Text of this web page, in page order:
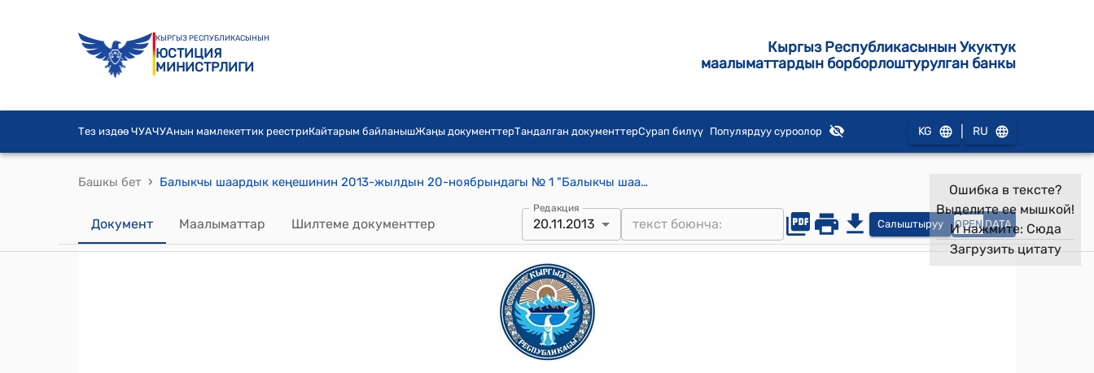
КЫРГЫЗ РЕСПУБЛИКАСЫНЫН
ЮСТИЦИЯ
МИНИСТРЛИГИ
Кыргыз Республикасынын Укуктук
маалыматтардын борборлоштурулган банкы
Тез издөө ЧУАЧУАнын мамлекеттик реестриКайтарым байланышЖаңы документтерТандалган документтерСурап билүү Популярдуу суроолор KG RU
Башкы бет › Балыкчы шаардык кеңешинин 2013-жылдын 20-ноябрындагы № 1 "Балыкчы шаарынын административдик аймагына жер салыгын айыл чарба багытындагы эмес жерлердин жана мүлк салыгынын 1,2,3,4-топторун киргизүү жана аймактык коэффициентти бекитүү боюнча" токтому
Документ Маалыматтар Шилтеме документтер
Редакция
20.11.2013 Салыштыруу OPEN DATA
Ошибка в тексте?
Выделите ее мышкой!
И нажмите: Сюда
Загрузить цитату